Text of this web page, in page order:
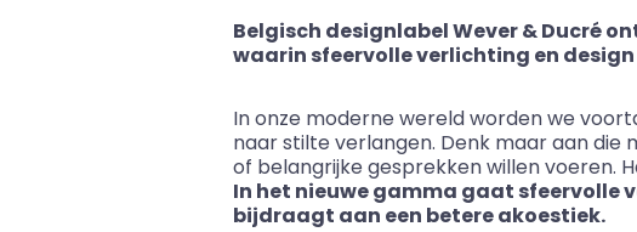
Belgisch designlabel Wever&Ducré
waarin sfeervolle verlichting en
In onze moderne wereld worden we
naar stilte verlangen. Denk maar aan
of belangrijke gesprekken willen voeren.
In het nieuwe gamma gaat sfeervolle
bijdraagt aan een betere akoestiek.